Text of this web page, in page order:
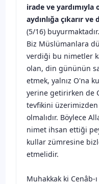
irade ve yardımıyla
aydınlığa çıkarır
(5/16) buyurmaktadır.
Biz Müslümanlara
verdiği bu nimetler
olan, din gününün
etmek, yalnız O'na
yerine getirirken de
tevfikini
olmalıdır. Böylece
nimet ihsan ettiği
kullar zümresine
etmelidir.
Muhakkak ki Cenâb-